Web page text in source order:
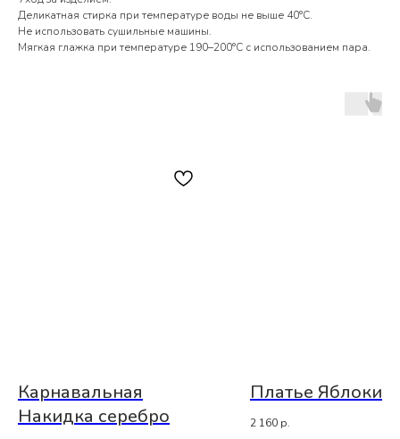
Деликатная стирка при температуре воды не выше 40°С.
Не использовать сушильные машины.
Мягкая глажка при температуре 190–200°С с использованием пара.
Карнавальная
Накидка серебро
Платье Яблоки
2 160 р.